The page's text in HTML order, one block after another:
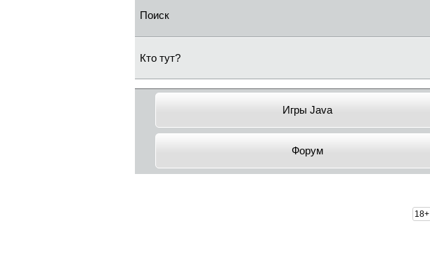
Поиск
Кто тут?
Игры Java
Форум
18+